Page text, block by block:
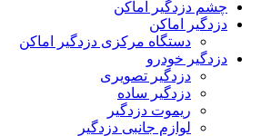
چشم دزدگیر اماکن
دزدگیر اماکن
دستگاه مرکزی دزدگیر اماکن
دزدگیر خودرو
دزدگیر تصویری
دزدگیر ساده
ریموت دزدگیر
لوازم جانبی دزدگیر